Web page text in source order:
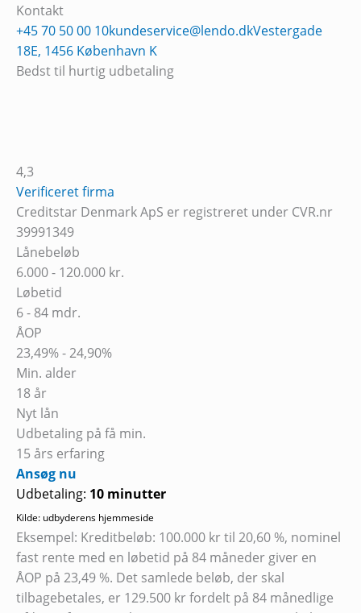
Kontakt
+45 70 50 00 10kundeservice@lendo.dkVestergade
18E, 1456 København K
Bedst til hurtig udbetaling
4,3
Verificeret firma
Creditstar Denmark ApS er registreret under CVR.nr
39991349
Lånebeløb
6.000 - 120.000 kr.
Løbetid
6 - 84 mdr.
ÅOP
23,49% - 24,90%
Min. alder
18 år
Nyt lån
Udbetaling på få min.
15 års erfaring
Ansøg nu
Udbetaling: 10 minutter
Kilde: udbyderens hjemmeside
Eksempel: Kreditbeløb: 100.000 kr til 20,60 %, nominel
fast rente med en løbetid på 84 måneder giver en
ÅOP på 23,49 %. Det samlede beløb, der skal
tilbagebetales, er 129.500 kr fordelt på 84 månedlige